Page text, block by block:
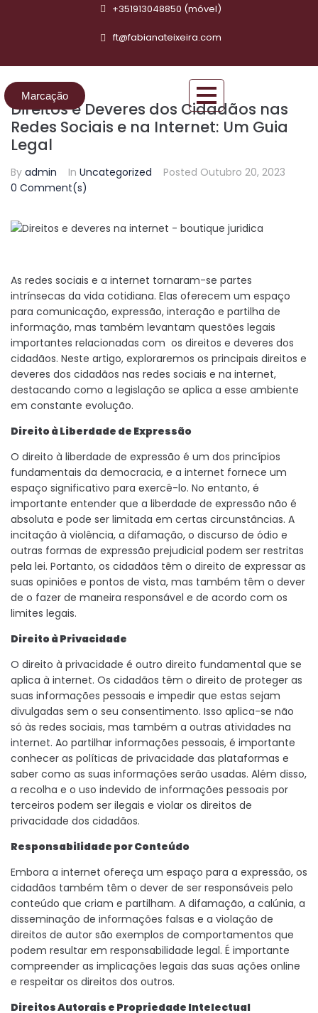
+351913048850 (móvel)
ft@fabianateixeira.com
Marcação
Direitos e Deveres dos Cidadãos nas
Redes Sociais e na Internet: Um Guia
Legal
By admin In Uncategorized Posted Outubro 20, 2023
0 Comment(s)
As redes sociais e a internet tornaram-se partes
intrínsecas da vida cotidiana. Elas oferecem um espaço
para comunicação, expressão, interação e partilha de
informação, mas também levantam questões legais
importantes relacionadas com os direitos e deveres dos
cidadãos. Neste artigo, exploraremos os principais direitos e
deveres dos cidadãos nas redes sociais e na internet,
destacando como a legislação se aplica a esse ambiente
em constante evolução.
Direito à Liberdade de Expressão
O direito à liberdade de expressão é um dos princípios
fundamentais da democracia, e a internet fornece um
espaço significativo para exercê-lo. No entanto, é
importante entender que a liberdade de expressão não é
absoluta e pode ser limitada em certas circunstâncias. A
incitação à violência, a difamação, o discurso de ódio e
outras formas de expressão prejudicial podem ser restritas
pela lei. Portanto, os cidadãos têm o direito de expressar as
suas opiniões e pontos de vista, mas também têm o dever
de o fazer de maneira responsável e de acordo com os
limites legais.
Direito à Privacidade
O direito à privacidade é outro direito fundamental que se
aplica à internet. Os cidadãos têm o direito de proteger as
suas informações pessoais e impedir que estas sejam
divulgadas sem o seu consentimento. Isso aplica-se não
só às redes sociais, mas também a outras atividades na
internet. Ao partilhar informações pessoais, é importante
conhecer as políticas de privacidade das plataformas e
saber como as suas informações serão usadas. Além disso,
a recolha e o uso indevido de informações pessoais por
terceiros podem ser ilegais e violar os direitos de
privacidade dos cidadãos.
Responsabilidade por Conteúdo
Embora a internet ofereça um espaço para a expressão, os
cidadãos também têm o dever de ser responsáveis pelo
conteúdo que criam e partilham. A difamação, a calúnia, a
disseminação de informações falsas e a violação de
direitos de autor são exemplos de comportamentos que
podem resultar em responsabilidade legal. É importante
compreender as implicações legais das suas ações online
e respeitar os direitos dos outros.
Direitos Autorais e Propriedade Intelectual